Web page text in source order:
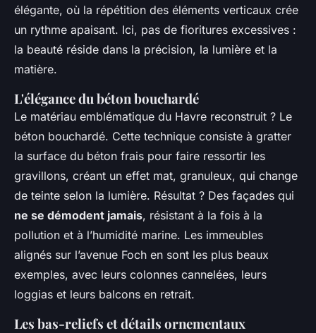
élégante, où la répétition des éléments verticaux crée
un rythme apaisant. Ici, pas de fioritures excessives :
la beauté réside dans la précision, la lumière et la
matière.
L'élégance du béton bouchardé
Le matériau emblématique du Havre reconstruit ? Le
béton bouchardé. Cette technique consiste à gratter
la surface du béton frais pour faire ressortir les
gravillons, créant un effet mat, granuleux, qui change
de teinte selon la lumière. Résultat ? Des façades qui
ne se démodent jamais, résistant à la fois à la
pollution et à l’humidité marine. Les immeubles
alignés sur l’avenue Foch en sont les plus beaux
exemples, avec leurs colonnes cannelées, leurs
loggias et leurs balcons en retrait.
Les bas-reliefs et détails ornementaux